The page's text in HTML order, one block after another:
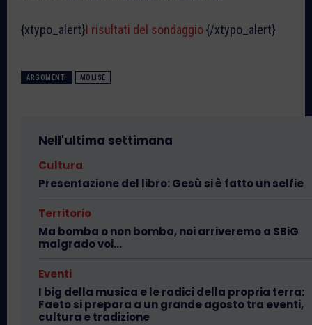
{xtypo_alert}I risultati del sondaggio{/xtypo_alert}
ARGOMENTI MOLISE
Nell'ultima settimana
Cultura
Presentazione del libro: Gesù si è fatto un selfie
Territorio
Ma bomba o non bomba, noi arriveremo a SBiG
malgrado voi…
Eventi
I big della musica e le radici della propria terra:
Faeto si prepara a un grande agosto tra eventi,
cultura e tradizione